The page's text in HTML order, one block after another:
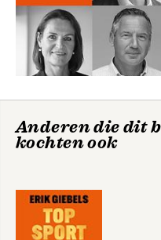
Anderen die dit
kochten ook